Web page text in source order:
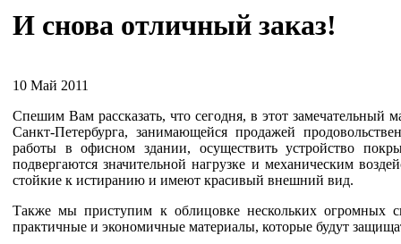
И снова отличный заказ!
10 Май 2011
Спешим Вам рассказать, что сегодня, в этот
Санкт-Петербурга, занимающейся продажей
работы в офисном здании, осуществить устройство
подвергаются значительной нагрузке и механическим
стойкие к истиранию и имеют красивый внешний вид.
Также мы приступим к облицовке нескольких огромных
практичные и экономичные материалы, которые будут